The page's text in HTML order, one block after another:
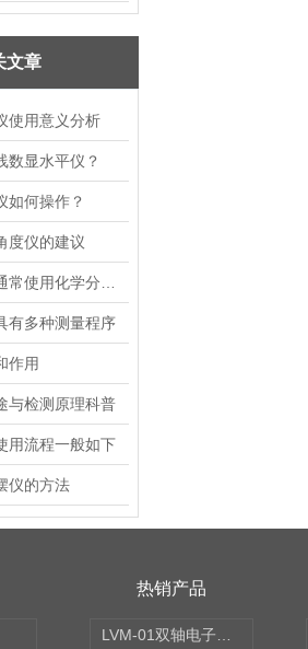
文章
使用意义分析
数显水平仪？
如何操作？
度仪的建议
有多种测量程序
作用
与检测原理科普
用流程一般如下
仪的方法
热销产品